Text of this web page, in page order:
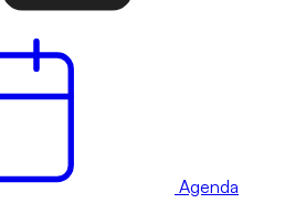
Agenda